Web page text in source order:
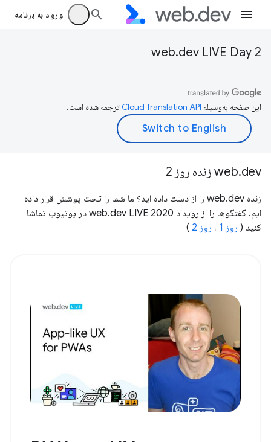
ورود به برنامه
web.dev LIVE Day 2
این صفحه به‌وسیله ترجمه شده است.
web.dev زنده روز 2
زنده web.dev را از دست داده اید؟ ما شما را تحت پوشش قرار داده
ایم. گفتگوها را از رویداد web.dev LIVE 2020 در یوتیوب تماشا
کنید ( روز 1 ، روز 2 )